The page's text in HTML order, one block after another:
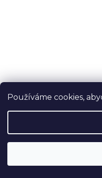
Používáme cookies,